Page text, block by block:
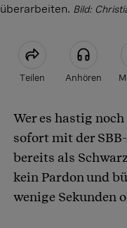
überarbeiten. Bild:
Teilen Anhören
Artikel
Wer es hastig
sofort mit der
bereits als
kein Pardon und
wenige Sekunden